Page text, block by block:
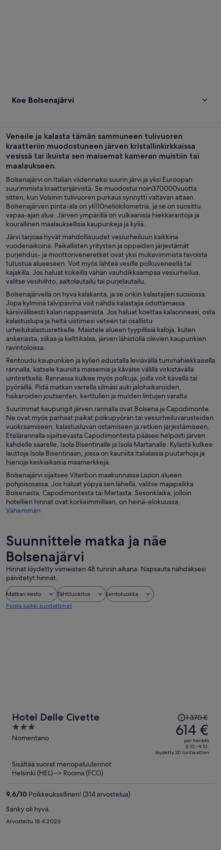
Koe Bolsenajärvi
Veneile ja kalasta tämän sammuneen tulivuoren
kraatteriin muodostuneen järven kristallinkirkkaissa
vesissä tai ikuista sen maisemat kameran muistiin tai
maalaukseen.
Bolsenajärvi on Italian viidenneksi suurin järvi ja yksi Euroopan
suurimmista kraatterijärvistä. Se muodostui noin370000vuotta
sitten, kun Volsinin tulivuoren purkaus synnytti valtavan altaan.
Bolsenajärven pinta-ala on yli110neliökilometriä, ja se on suosittu
vapaa-ajan alue. Järven ympärillä on vulkaanisia hiekkarantoja ja
kourallinen maalauksellisia kaupunkeja ja kyliä.
Järvi tarjoaa hyvät mahdollisuudet vesiurheiluun kaikkina
vuodenaikoina. Paikallisten yritysten ja oppaiden järjestämät
purjehdus- ja moottoriveneretket ovat yksi mukavimmista tavoista
tutustua alueeseen. Voit myös lähteä vesille polkuveneellä tai
kajakilla. Jos haluat kokeilla vähän vauhdikkaampaa vesiurheilua,
valitse vesihiihto, aaltolautailu tai purjelautailu.
Bolsenajärvellä on hyvä kalakanta, ja se onkin kalastajien suosiossa.
Jopa kylminä talvipäivinä voit nähdä kalastajia odottamassa
kärsivällisesti kalan nappaamista. Jos haluat koettaa kalaonneasi, osta
kalastuslupa ja heitä uistimesi veteen tai osallistu
urheilukalastusretkelle. Maistele alueen tyypillisiä kaloja, kuten
ankeriasta, siikaa ja kelttikalaa, järven lähistöllä olevien kaupunkien
ravintoloissa.
Rentoudu kaupunkien ja kylien edustalla leviävällä tummahiekkaisella
rannalla, katsele kauniita maisemia ja käväise välillä virkistävällä
uintiretkellä. Rannassa kulkee myös polkuja, joilla voit kävellä tai
pyöräillä. Pidä matkan varrella silmäsi auki jalohaikaroiden,
haikaroiden joutsenten, kerttulien ja muiden lintujen varalta.
Suurimmat kaupungit järven rannalla ovat Bolsena ja Capodimonte.
Ne ovat myös parhaat paikat polkupyörän tai vesiurheiluvarusteiden
vuokraamiseen, kalastusluvan ostamiseen ja retkien järjestämiseen.
Etelärannalla sijaitsevasta Capodimontesta pääsee helposti järven
kahdelle saarelle, Isola Bisentinalle ja Isola Martanalle. Kylästä kulkee
lauttoja Isola Bisentinaan, jossa on kauniita italialaisia puutarhoja ja
hienoja keskiaikaisia maamerkkejä.
Bolsenajärvi sijaitsee Viterbon maakunnassa Lazion alueen
pohjoisosassa. Jos haluat yöpyä sen lähellä, valitse majapaikka
Bolsenasta, Capodimontesta tai Martasta. Sesonkiaika, jolloin
hotellien hinnat ovat korkeimmillaan, on heinä-elokuussa.
Vähemmän
Suunnittele matka ja näe
Bolsenajärvi
Hinnat löydetty viimeisten 48 tunnin aikana. Napsauta nähdäksesi
päivitetyt hinnat.
Matkan kesto Tähtiluokitus
Lentoluokka
Poista kaikki suodattimet
Hotel Delle Civette
3
out
5
Nomentano
Hinta
oli
1 370 €,
hinta
on
1 370 €
614 €
per henkilö
5.10.–9.10.
löydetty 20 tuntia sitten
Sisältää suorat menopaluulennot
Helsinki (HEL) –> Rooma (FCO)
9,6/10 Poikkeuksellinen! (314 arvostelua)
Sänky oli hyvä.
Arvosteltu 18.4.2026